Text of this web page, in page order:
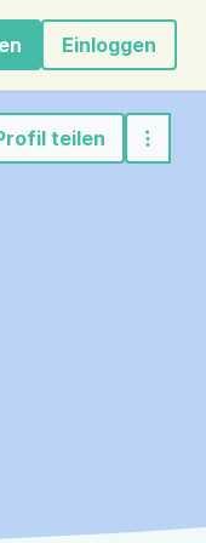
Einloggen
teilen